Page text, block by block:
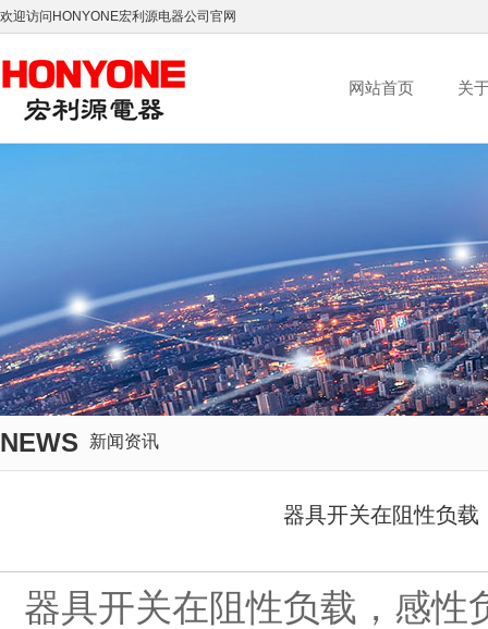
欢迎访问HONYONE宏利源电器公司官网
网站首页 关
NEWS 新闻资讯
器具开关在阻性负
器具开关在阻性负载，感性